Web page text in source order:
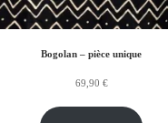
Bogolan – pièce unique
69,90 €